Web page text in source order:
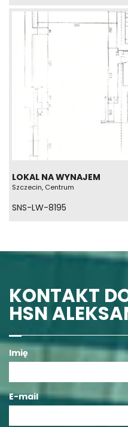
LOKAL NA WYNAJEM
Szczecin, Centrum
SNS-LW-8195
KONTAKT
HSN
Imię
E-mail